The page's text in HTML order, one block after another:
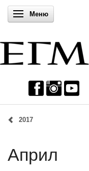
Включи навигацията
Меню
2017
Април